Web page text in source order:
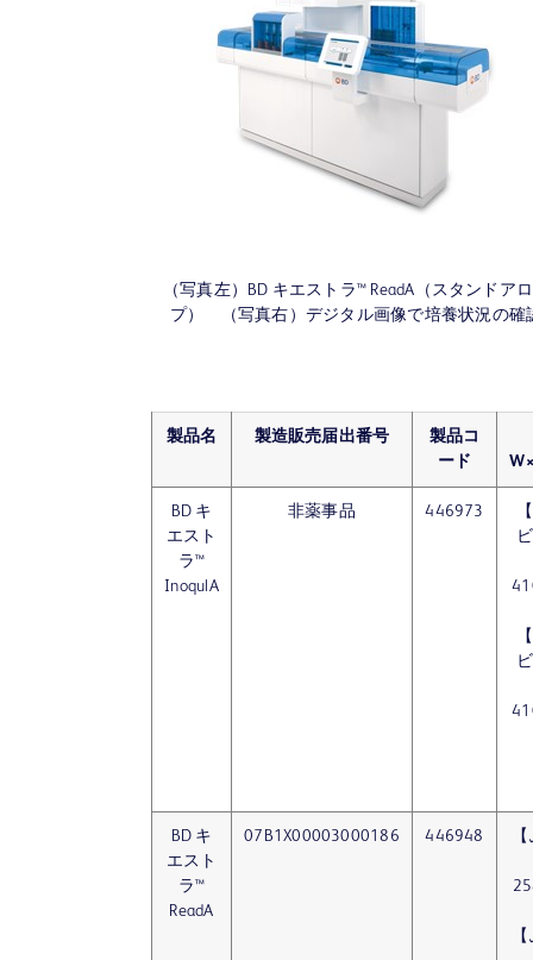
（写真左）BD キエストラ™ ReadA（スタンドア
プ） （写真右）デジタル画像で培養状況の確
製品名 製造販売届出番号
製品コ
ード
BD キ
エスト
ラ™
InoqulA
非薬事品 446973
BD キ
エスト
ラ™
ReadA
07B1X00003000186 446948